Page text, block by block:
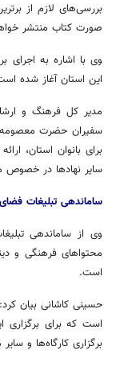
صورت کتاب منتشر
وی با اشاره به اجرای
این استان آغاز شده
مدیر کل فرهنگ و
سفیران حضرت
برای بانوان استان،
سایر نهادها در
ساماندهی تبلیغات
وی از ساماندهی
محتواهای فرهنگی و
است.
حسینی کاشانی بیان
است که برای برگزاری
برگزاری کارگاه‌ها و